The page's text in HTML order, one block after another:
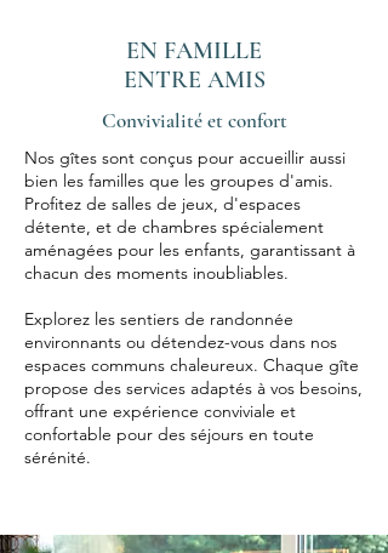
EN FAMILLE
ENTRE AMIS
Convivialité et confort
Nos gîtes sont conçus pour accueillir aussi
bien les familles que les groupes d'amis.
Profitez de salles de jeux, d'espaces
détente, et de chambres spécialement
aménagées pour les enfants, garantissant à
chacun des moments inoubliables.
Explorez les sentiers de randonnée
environnants ou détendez-vous dans nos
espaces communs chaleureux. Chaque gîte
propose des services adaptés à vos besoins,
offrant une expérience conviviale et
confortable pour des séjours en toute
sérénité.